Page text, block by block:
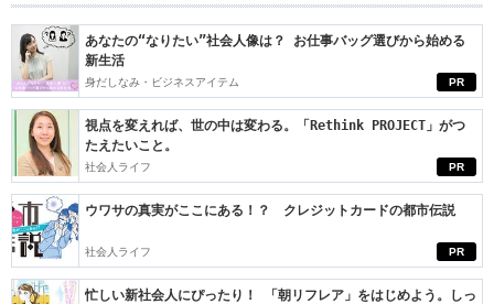
PR
あなたの“なりたい”社会人像は？ お仕事バッグ選びから始める
新生活
身だしなみ・ビジネスアイテム
PR
視点を変えれば、世の中は変わる。「Rethink PROJECT」がつ
たえたいこと。
社会人ライフ
PR
ウワサの真実がここにある！？ クレジットカードの都市伝説
社会人ライフ
忙しい新社会人にぴったり！ 「朝リフレア」をはじめよう。しっ